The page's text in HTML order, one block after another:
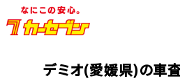
デミオ(愛媛県)の車